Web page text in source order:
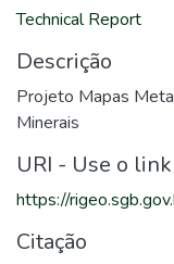
Technical Report
Descrição
Projeto Mapas
Minerais
URI - Use o
https://
Citação